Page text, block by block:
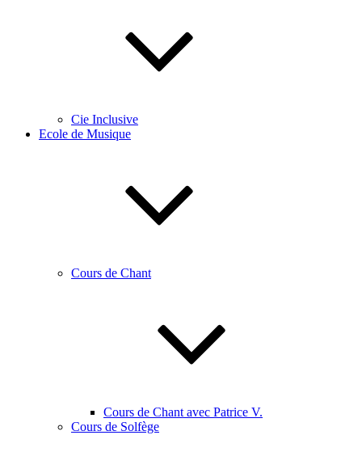
Cie Inclusive
Ecole de Musique
Cours de Chant
Cours de Chant avec Patrice V.
Cours de Solfège